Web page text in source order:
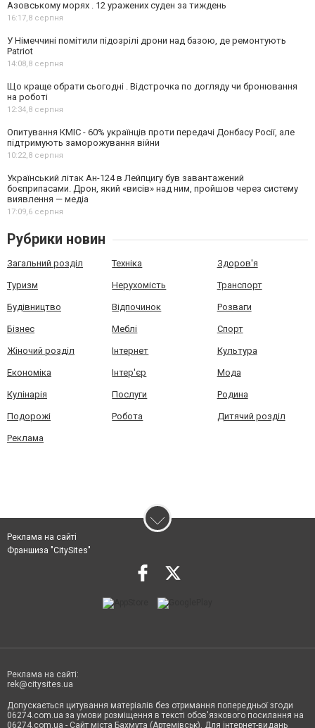
Азовському морях . 12 уражених суден за тиждень
16:17,8 серпня
У Німеччині помітили підозрілі дрони над базою, де ремонтують
Patriot
14:08,8 серпня
Що краще обрати сьогодні . Відстрочка по догляду чи бронювання
на роботі
12:34,8 серпня
Опитування КМІС - 60% українців проти передачі Донбасу Росії, але
підтримують заморожування війни
10:22,8 серпня
Український літак Ан-124 в Лейпцигу був завантажений
боєприпасами. Дрон, який «висів» над ним, пройшов через систему
виявлення — медіа
17:09,6 серпня
Рубрики новин
Загальний розділ Техніка Здоров'я
Туризм Нерухомість Транспорт
Будівництво Відпочинок Розваги
Бізнес Меблі Спорт
Жіночий розділ Інтернет Культура
Економіка Інтер'єр Мода
Кулінарія Послуги Родина
Подорожі Робота Дитячий розділ
Реклама
Реклама на сайті
Франшиза "CitySites"
Реклама на сайті:
rek@citysites.ua
Допускається цитування матеріалів без отримання попередньої згоди
06274.com.ua за умови розміщення в тексті обов'язкового посилання на
06274.com.ua - Сайт міста Бахмута (Артемівськ). Для інтернет-видань